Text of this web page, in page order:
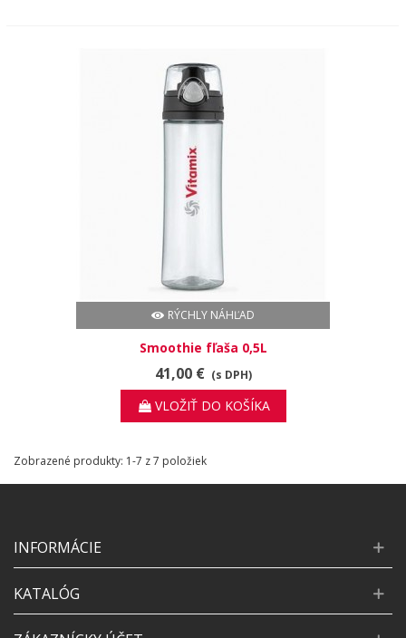
RÝCHLY NÁHĽAD
Smoothie fľaša 0,5L
41,00 € (s DPH)
VLOŽIŤ DO KOŠÍKA
Zobrazené produkty: 1-7 z 7 položiek
INFORMÁCIE
KATALÓG